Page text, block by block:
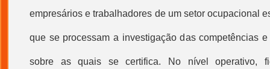
empresários e trabalhadores de um setor ocupacional
que se processam a investigação das competências
sobre as quais se certifica. No nível operativo,